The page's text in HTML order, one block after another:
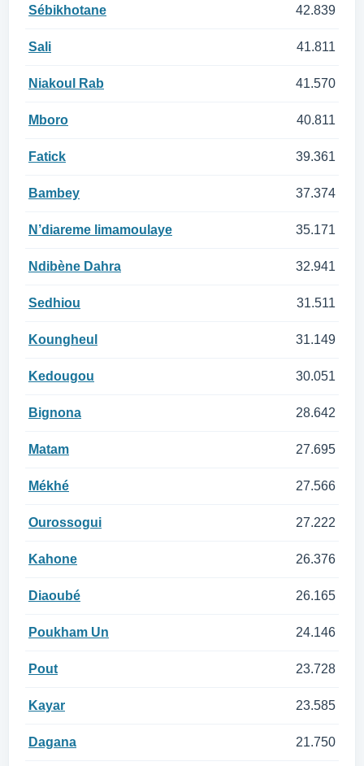
Sébikhotane 42.839
Sali 41.811
Niakoul Rab 41.570
Mboro 40.811
Fatick 39.361
Bambey 37.374
N’diareme limamoulaye 35.171
Ndibène Dahra 32.941
Sedhiou 31.511
Koungheul 31.149
Kedougou 30.051
Bignona 28.642
Matam 27.695
Mékhé 27.566
Ourossogui 27.222
Kahone 26.376
Diaoubé 26.165
Poukham Un 24.146
Pout 23.728
Kayar 23.585
Dagana 21.750